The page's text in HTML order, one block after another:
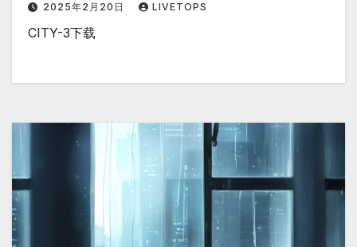
2025年2月20日 LIVETOPS
CITY-3下载